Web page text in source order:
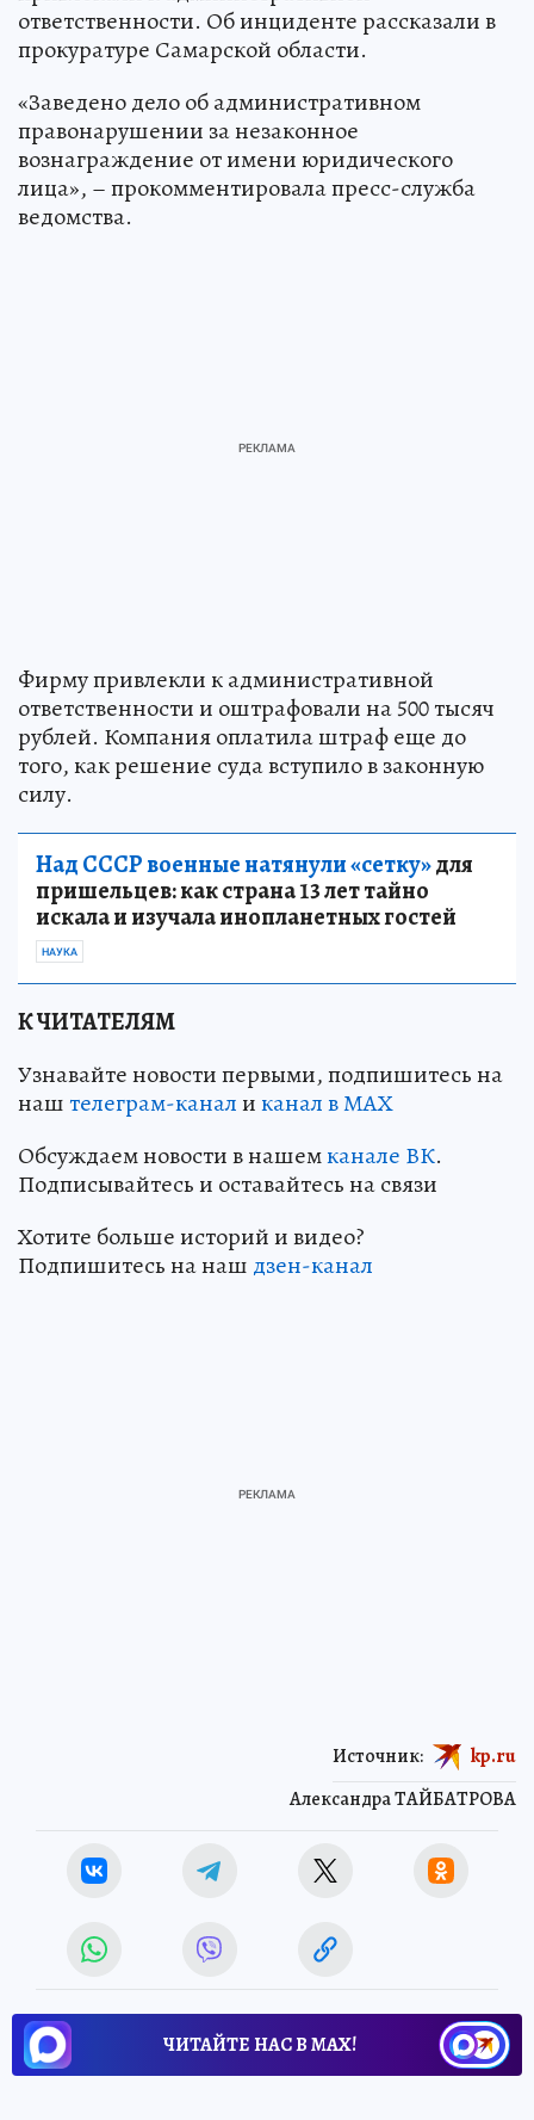
ответственности. Об инциденте рассказали в
прокуратуре Самарской области.
«Заведено дело об административном
правонарушении за незаконное
вознаграждение от имени юридического
лица», – прокомментировала пресс-служба
ведомства.
Фирму привлекли к административной
ответственности и оштрафовали на 500 тысяч
рублей. Компания оплатила штраф еще до
того, как решение суда вступило в законную
силу.
Над СССР военные натянули «сетку»для
пришельцев: как страна 13 лет тайно
искала и изучала инопланетных гостей
НАУКА
К ЧИТАТЕЛЯМ
Узнавайте новости первыми, подпишитесь на
наштелеграм-каналиканал в МАХ
Обсуждаем новости в нашемканале ВК.
Подписывайтесь и оставайтесь на связи
Хотите больше историй и видео?
Подпишитесь на наш дзен-канал
Александра ТАЙБАТРОВА
Источник: kp.ru
ЧИТАЙТЕ НАС В МАХ!